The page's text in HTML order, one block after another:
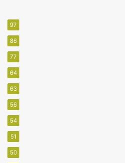
97
86
77
64
63
56
54
51
50